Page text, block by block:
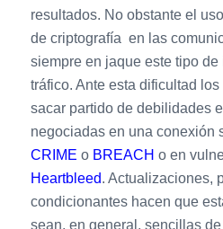
resultados. No obstante el
de criptografía en las
siempre en jaque este tipo
tráfico. Ante esta dificultad
sacar partido de debilidades
negociadas en una conexión
CRIME o BREACH o en
Heartbleed. Actualizaciones,
condicionantes hacen que
sean, en general, sencillas de